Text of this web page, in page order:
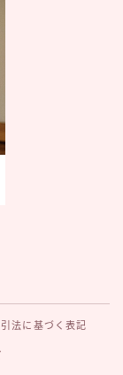
法に基づく表記